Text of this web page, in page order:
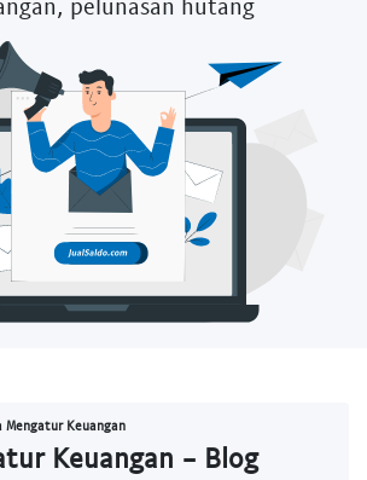
Mengatur Keuangan
Keuangan - Blog